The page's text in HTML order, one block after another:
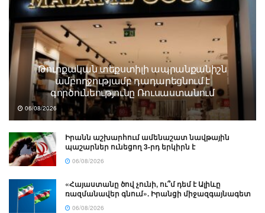
Թուրքական տեքստիլի ապրանքանիշն
ամբողջությամբ դադարեցնում է
գործունեությունը Ռուսաստանում
06/08/2026
Իրանն աշխարհում ամենաշատ նավթային
պաշարներ ունեցող 3-րդ երկիրն է
06/08/2026
«Հայաստանը ծով չունի, ու՞մ դեմ է Ալիևը
ռազմանավեր գնում». Իրանցի միջազգայնագետ
06/08/2026